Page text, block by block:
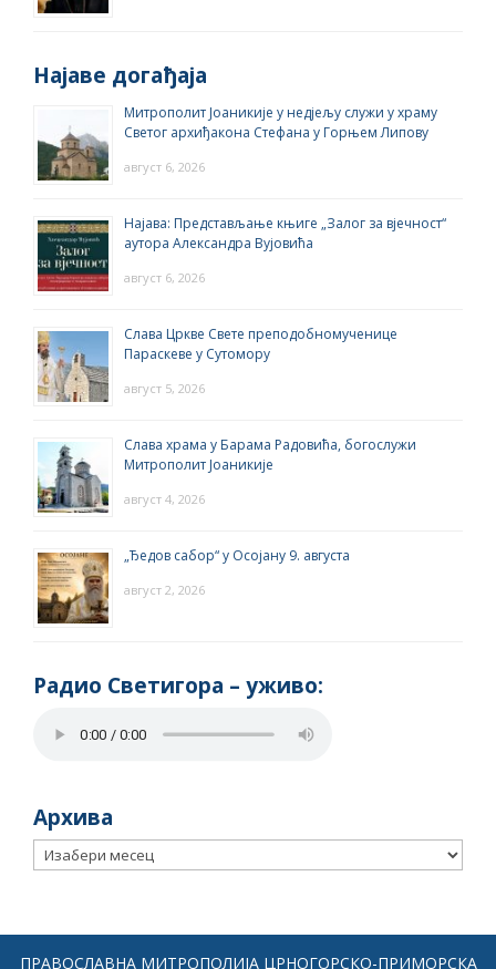
Најаве догађаја
Митрополит Јоаникије у недјељу служи у храму
Светог архиђакона Стефана у Горњем Липову
август 6, 2026
Најава: Представљање књиге „Залог за вјечност“
аутора Александра Вујовића
август 6, 2026
Слава Цркве Свете преподобномученице
Параскеве у Сутомору
август 5, 2026
Слава храма у Барама Радовића, богослужи
Митрополит Јоаникије
август 4, 2026
„Ђедов сабор“ у Осојану 9. августа
август 2, 2026
Радио Светигора – yживо:
Архива
Архива
ПРАВОСЛАВНА МИТРОПОЛИЈА ЦРНОГОРСКО-ПРИМОРСКА